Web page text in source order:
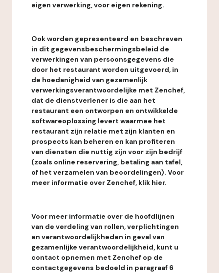
eigen verwerking, voor eigen rekening.
Ook worden gepresenteerd en beschreven
in dit gegevensbeschermingsbeleid de
verwerkingen van persoonsgegevens die
door het restaurant worden uitgevoerd, in
de hoedanigheid van gezamenlijk
verwerkingsverantwoordelijke met Zenchef,
dat de dienstverlener is die aan het
restaurant een ontworpen en ontwikkelde
softwareoplossing levert waarmee het
restaurant zijn relatie met zijn klanten en
prospects kan beheren en kan profiteren
van diensten die nuttig zijn voor zijn bedrijf
(zoals online reservering, betaling aan tafel,
of het verzamelen van beoordelingen). Voor
meer informatie over Zenchef, klik hier.
Voor meer informatie over de hoofdlijnen
van de verdeling van rollen, verplichtingen
en verantwoordelijkheden in geval van
gezamenlijke verantwoordelijkheid, kunt u
contact opnemen met Zenchef op de
contactgegevens bedoeld in paragraaf 6